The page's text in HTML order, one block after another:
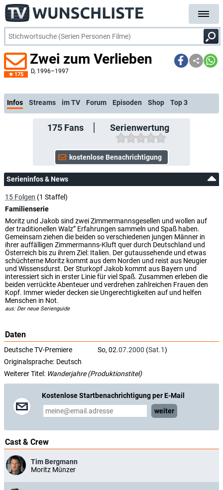
175
Zwei zum Verlieben
D, 1996–1997
kostenlose E-Mail-Benachrichtigung bei
Infos Streams im TV Forum Episoden Shop Top 3
175Fans Serienwertung
Serieninfos & News
15 Folgen (1 Staffel)
Familienserie
Moritz und Jakob sind zwei Zimmermannsgesellen und wollen auf
der traditionellen Walz” Erfahrungen sammeln und Spaß haben.
Gemeinsam ziehen die beiden so verschiedenen jungen Männer in
ihrer auffälligen Zimmermanns-Kluft quer durch Deutschland und
Österreich bis zu ihrem Ziel: Italien. Der gutaussehende und etwas
schüchterne Moritz kommt aus dem Norden und reist aus Neugier
und Wissensdurst. Der Sturkopf Jakob kommt aus Bayern und
interessiert sich in erster Linie für viel Spaß. Zusammen erleben die
beiden verrückte Abenteuer und verdrehen zahlreichen Frauen den
Kopf. Immer wieder decken sie Ungerechtigkeiten auf und helfen
Menschen in Not.
aus: Der neue Serienguide
Daten
Deutsche TV-Premiere So, 02.07.2000 (Sat.1)
Originalsprache: Deutsch
Weiterer Titel: Wanderjahre (Produktionstitel)
Kostenlose Startbenachrichtigung per E-Mail
weiter
Cast & Crew
Tim Bergmann
Moritz Münzer